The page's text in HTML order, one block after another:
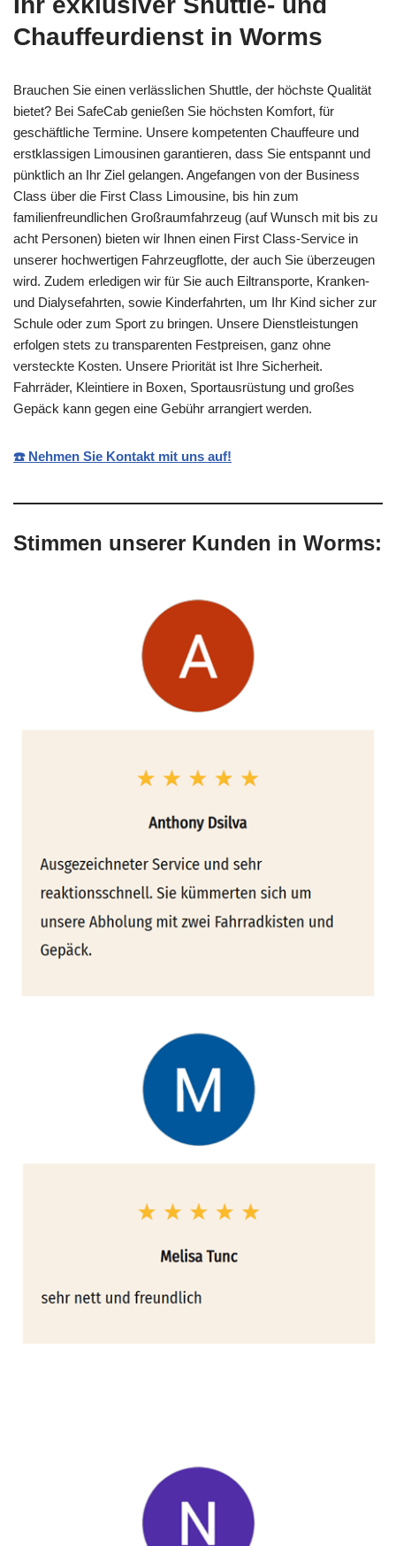
Chauffeurdienst in Worms
Brauchen Sie einen verlässlichen Shuttle, der höchste Qualität
bietet? Bei SafeCab genießen Sie höchsten Komfort, für
geschäftliche Termine. Unsere kompetenten Chauffeure und
erstklassigen Limousinen garantieren, dass Sie entspannt und
pünktlich an Ihr Ziel gelangen. Angefangen von der Business
Class über die First Class Limousine, bis hin zum
familienfreundlichen Großraumfahrzeug (auf Wunsch mit bis zu
acht Personen) bieten wir Ihnen einen First Class-Service in
unserer hochwertigen Fahrzeugflotte, der auch Sie überzeugen
wird. Zudem erledigen wir für Sie auch Eiltransporte, Kranken-
und Dialysefahrten, sowie Kinderfahrten, um Ihr Kind sicher zur
Schule oder zum Sport zu bringen. Unsere Dienstleistungen
erfolgen stets zu transparenten Festpreisen, ganz ohne
versteckte Kosten. Unsere Priorität ist Ihre Sicherheit.
Fahrräder, Kleintiere in Boxen, Sportausrüstung und großes
Gepäck kann gegen eine Gebühr arrangiert werden.
☎️ Nehmen Sie Kontakt mit uns auf!
Stimmen unserer Kunden in Worms: